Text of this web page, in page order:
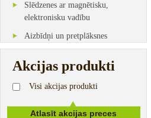
Slēdzenes ar magnētisku,
elektronisku vadību
Aizbīdņi un pretplāksnes
Akcijas produkti
Visi akcijas produkti